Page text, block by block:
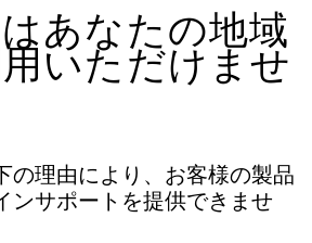
あなたの地域
いただけませ
の理由により、お客様の製品
ンサポートを提供できませ